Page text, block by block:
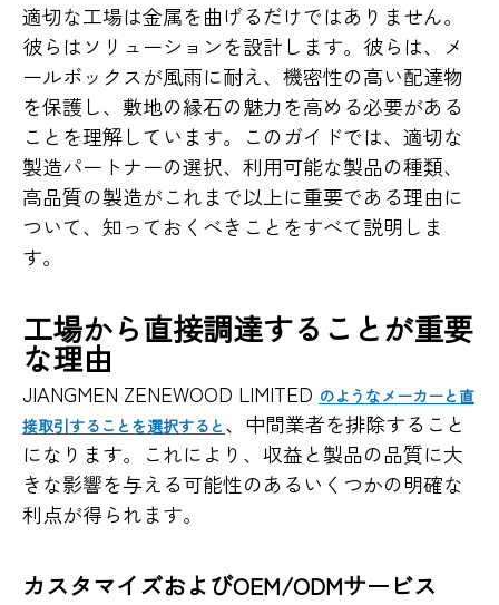
適切な工場は金属を曲げるだけではありません。
彼らはソリューションを設計します。彼らは、メ
ールボックスが風雨に耐え、機密性の高い配達物
を保護し、敷地の縁石の魅力を高める必要がある
ことを理解しています。このガイドでは、適切な
製造パートナーの選択、利用可能な製品の種類、
高品質の製造がこれまで以上に重要である理由に
ついて、知っておくべきことをすべて説明しま
す。
工場から直接調達することが重要
な理由
JIANGMEN ZENEWOOD LIMITED のようなメーカーと直
接取引することを選択すると 、中間業者を排除すること
になります。これにより、収益と製品の品質に大
きな影響を与える可能性のあるいくつかの明確な
利点が得られます。
カスタマイズおよびOEM/ODMサービス